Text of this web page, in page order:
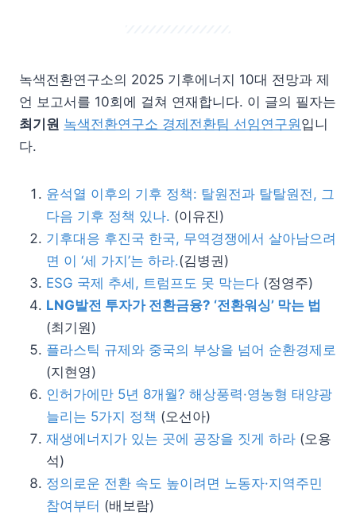
녹색전환연구소의 2025 기후에너지 10대 전망과 제
언 보고서를 10회에 걸쳐 연재합니다. 이 글의 필자는
최기원 녹색전환연구소 경제전환팀 선임연구원 입니
다.
윤석열 이후의 기후 정책: 탈원전과 탈탈원전, 그
다음 기후 정책 있나. (이유진)
기후대응 후진국 한국, 무역경쟁에서 살아남으려
면 이 ‘세 가지’는 하라.(김병권)
ESG 국제 추세, 트럼프도 못 막는다 (정영주)
LNG발전 투자가 전환금융? ‘전환워싱’ 막는 법
(최기원)
플라스틱 규제와 중국의 부상을 넘어 순환경제로
(지현영)
인허가에만 5년 8개월? 해상풍력·영농형 태양광
늘리는 5가지 정책 (오선아)
재생에너지가 있는 곳에 공장을 짓게 하라 (오용
석)
정의로운 전환 속도 높이려면 노동자·지역주민
참여부터 (배보람)